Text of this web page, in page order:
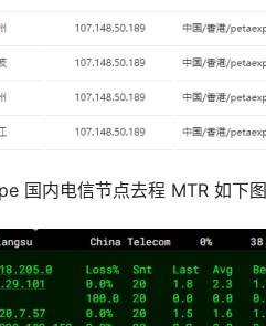
国内电信节点去程 MTR 如下图